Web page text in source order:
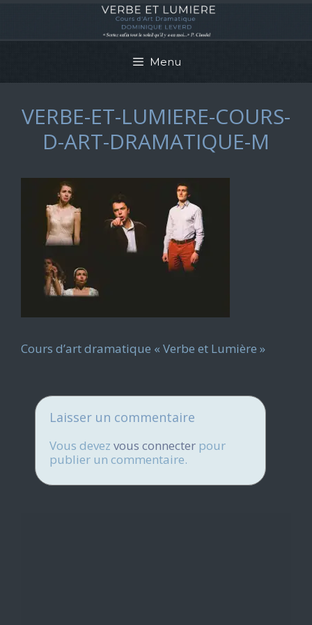
contenu
Menu
VERBE-ET-LUMIERE-COURS-
D-ART-DRAMATIQUE-M
Cours d’art dramatique « Verbe et Lumière »
Laisser un commentaire
Vous devez vous connecter pour
publier un commentaire.